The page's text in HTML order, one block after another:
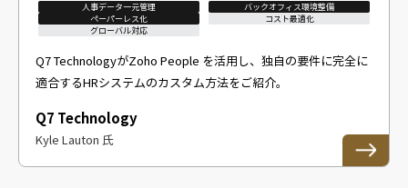
人事データ一元管理
バックオフィス環境整備
ペーパーレス化
コスト最適化
グローバル対応
Q7 TechnologyがZoho People を活用し、独自の要件に完全に
適合するHRシステムのカスタム方法をご紹介。
Q7 Technology
Kyle Lauton 氏